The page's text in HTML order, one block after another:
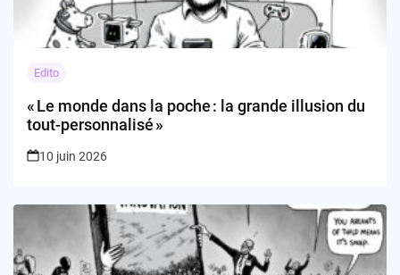
Edito
« Le monde dans la poche : la grande illusion du
tout-personnalisé »
10 juin 2026